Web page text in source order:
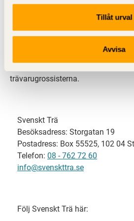
Tillåt urval
Avvisa
Svenskt Trä representerar svensk
och är en del av
svensk limträ-, KL-trä- och
trävarugrossisterna.
Svenskt Trä
Besöksadress: Storgatan 19
Postadress: Box 55525, 102 04
Telefon: 08 - 762 72 60
info@svenskttra.se
Följ Svenskt Trä här: